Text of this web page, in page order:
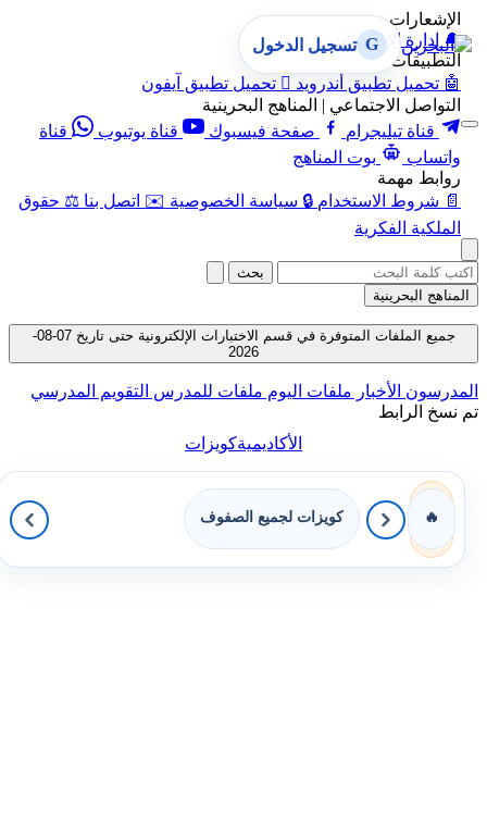
الإشعارات
🔔
إدارة الإشعارات
التطبيقات
🤖 تحميل تطبيق أندرويد  تحميل تطبيق آيفون
التواصل الاجتماعي | المناهج البحرينية
قناة تيليجرام
صفحة فيسبوك قناة يوتيوب
قناة
واتساب
بوت المناهج
روابط مهمة
📄 شروط الاستخدام 🔒 سياسة الخصوصية ✉️ اتصل بنا ⚖️ حقوق
الملكية الفكرية
G تسجيل الدخول
بحث
المناهج البحرينية
جميع الملفات المتوفرة في قسم الاختبارات الإلكترونية حتى تاريخ 07-08-
2026
المدرسون الأخبار ملفات اليوم ملفات للمدرس التقويم المدرسي
تم نسخ الرابط
الأكاديميةكويزات
🔥 كويزات لجميع الصفوف